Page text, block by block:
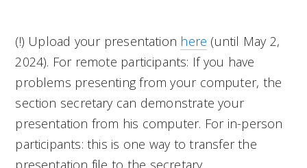
(!) Upload your presentation here (until May 2,
2024). For remote participants: If you have
problems presenting from your computer, the
section secretary can demonstrate your
presentation from his computer. For in-person
participants: this is one way to transfer the
presentation file to the secretary.